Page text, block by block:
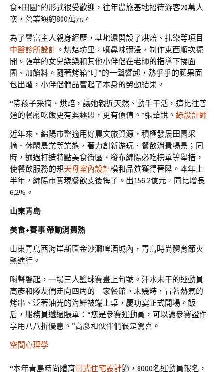
食+田園”的形式很受歡迎，往年農旅基地招待游客20萬人
次，營業額約800萬元。
為了豐富主人親身經歷，基地還開設了烘焙、扎染等項目
中醫診所設計 。烘焙坊里，噴鼻味彌漫，制作東西順次擺
開。張華的女兒樂樂和其他小伴侶在老師的指導下揉面
團、加餡料。隨著烤箱“叮”的一聲響起，熱乎乎的蘋果面
包出爐，小伴侶們品嘗起了本身的勞動結果。
“帶孩子采摘、烘焙，讓她親近天然、動手干活，這比往普
通的餐廳吃飯更有興趣思，更有價值。”張華說。 綠設計師
近年來，綿陽市整適用好農文旅資源，積極發展田園采
摘、休閑農業等業態，著力創新游玩、餐飲消費場景；同
時，通過打造特點美食街區、發布綿陽必吃榜單等舉措，
使餐飲服務的規天母室內設計模和品質獲得晉陞。本年上
半年，綿陽市實現餐飲支後悔了。出156.2億元，同比增長
6.2%。
山東青島
美食+賽事 帶動消費熱
山東青島西海岸新區金沙灘啤酒城內，青島時尚體育節火
熱進行。
哨聲響起，一場三人籃球賽畫上句號。汗水未干的運動員
高彥和隊友們走向四周的一家餐館。未幾時，冒著熱氣的
烤串、泛著油光的海鮮被端上桌，慶功宴正式開場。飯
后，服務員遞過賬單：“您是參賽運動員，可以憑參賽證件
享用八八折優惠。”高彥和伙伴們很是驚喜。
空間心理學
“本年青島時尚體育 日式住宅設計節，8000名運動員報名，